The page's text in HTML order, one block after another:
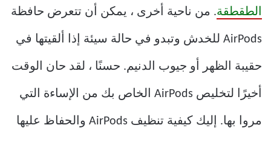
الطقطقة. من ناحية أخرى ، يمكن أن تتعرض حافظة
AirPods للخدش وتبدو في حالة سيئة إذا ألقيتها في
حقيبة الظهر أو جيوب الدنيم. حسنًا ، لقد حان الوقت
أخيرًا لتخليص AirPods الخاص بك من الإساءة التي
مروا بها. إليك كيفية تنظيف AirPods والحفاظ عليها